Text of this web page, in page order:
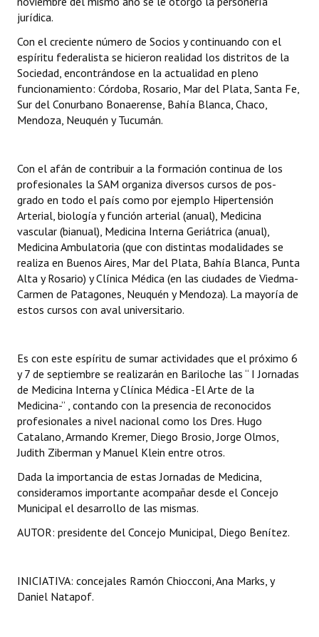
jurídica.
Con el creciente número de Socios y continuando con el
espíritu federalista se hicieron realidad los distritos de la
Sociedad, encontrándose en la actualidad en pleno
funcionamiento: Córdoba, Rosario, Mar del Plata, Santa Fe,
Sur del Conurbano Bonaerense, Bahía Blanca, Chaco,
Mendoza, Neuquén y Tucumán.
Con el afán de contribuir a la formación continua de los
profesionales la SAM organiza diversos cursos de pos-
grado en todo el país como por ejemplo Hipertensión
Arterial, biología y función arterial (anual), Medicina
vascular (bianual), Medicina Interna Geriátrica (anual),
Medicina Ambulatoria (que con distintas modalidades se
realiza en Buenos Aires, Mar del Plata, Bahía Blanca, Punta
Alta y Rosario) y Clínica Médica (en las ciudades de Viedma-
Carmen de Patagones, Neuquén y Mendoza). La mayoría de
estos cursos con aval universitario.
Es con este espíritu de sumar actividades que el próximo 6
y 7 de septiembre se realizarán en Bariloche las “ I Jornadas
de Medicina Interna y Clínica Médica -El Arte de la
Medicina-” , contando con la presencia de reconocidos
profesionales a nivel nacional como los Dres. Hugo
Catalano, Armando Kremer, Diego Brosio, Jorge Olmos,
Judith Ziberman y Manuel Klein entre otros.
Dada la importancia de estas Jornadas de Medicina,
consideramos importante acompañar desde el Concejo
Municipal el desarrollo de las mismas.
AUTOR: presidente del Concejo Municipal, Diego Benítez.
INICIATIVA: concejales Ramón Chiocconi, Ana Marks, y
Daniel Natapof.